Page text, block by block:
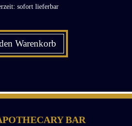
sofort lieferbar
Warenkorb
BAR